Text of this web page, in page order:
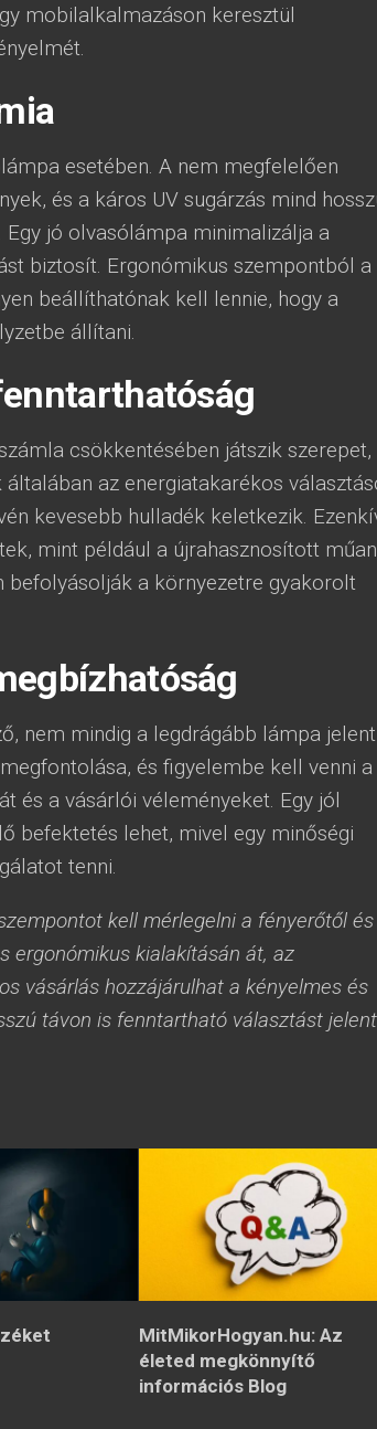
mobilalkalmazáson keresztül
esetében. A nem megfelelően
és a káros UV sugárzás mind
jó olvasólámpa minimalizálja a
biztosít. Ergonómikus szempontból a
beállíthatónak kell lennie, hogy a
állítani.
csökkentésében játszik szerepet,
az energiatakarékos
kevesebb hulladék keletkezik.
mint például a újrahasznosított
a környezetre gyakorolt
nem mindig a legdrágább lámpa
és figyelembe kell venni a
és a vásárlói véleményeket. Egy jól
befektetés lehet, mivel egy minőségi
tenni.
kell mérlegelni a fényerőtől és
ergonómikus kialakításán át, az
vásárlás hozzájárulhat a kényelmes és
távon is fenntartható választást
MitMikorHogyan.hu: Az
életed megkönnyítő
információs Blog